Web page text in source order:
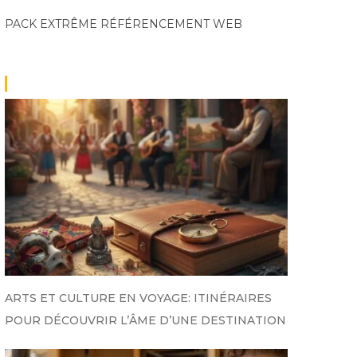
PACK EXTRÊME RÉFÉRENCEMENT WEB
ARTS ET CULTURE EN VOYAGE: ITINÉRAIRES
POUR DÉCOUVRIR L’ÂME D’UNE DESTINATION